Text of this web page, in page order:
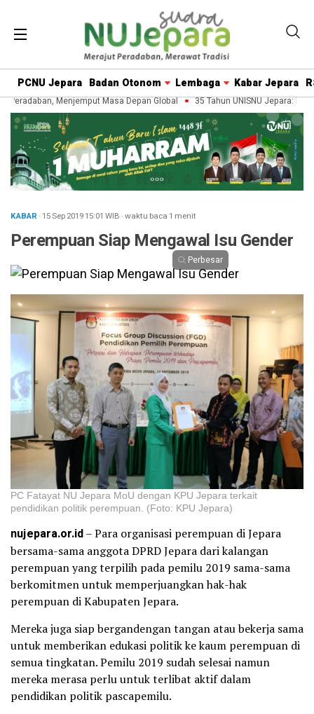
PCNU Jepara Badan Otonom Lembaga Kabar Jepara
Menjemput Masa Depan Global 35 Tahun UNISNU Jepara:
KABAR · 15 Sep 201915:01 WIB ·waktu baca 1 menit
Perempuan Siap Mengawal Isu Gender
Perbesar
PC Fatayat NU Jepara MoU dengan KPU Jepara terkait
pendidikan politik perempuan. (Foto: KPU Jepara)
nujepara.or.id– Para organisasi perempuan di Jepara
bersama-sama anggota DPRD Jepara dari kalangan
perempuan yang terpilih pada pemilu 2019 sama-sama
berkomitmen untuk memperjuangkan hak-hak
perempuan di Kabupaten Jepara.
Mereka juga siap bergandengan tangan atau bekerja sama
untuk memberikan edukasi politik ke kaum perempuan di
semua tingkatan. Pemilu 2019 sudah selesai namun
mereka merasa perlu untuk terlibat aktif dalam
pendidikan politik pascapemilu.